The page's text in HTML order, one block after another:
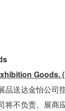
品送达金怡公
将不负责。展